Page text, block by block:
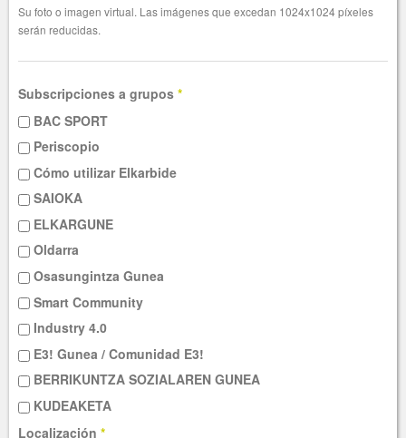
Su foto o imagen virtual. Las imágenes que excedan 1024x1024 píxeles
serán reducidas.
Subscripciones a grupos *
BAC SPORT
Periscopio
Cómo utilizar Elkarbide
SAIOKA
ELKARGUNE
Oldarra
Osasungintza Gunea
Smart Community
Industry 4.0
E3! Gunea / Comunidad E3!
BERRIKUNTZA SOZIALAREN GUNEA
KUDEAKETA
Localización *